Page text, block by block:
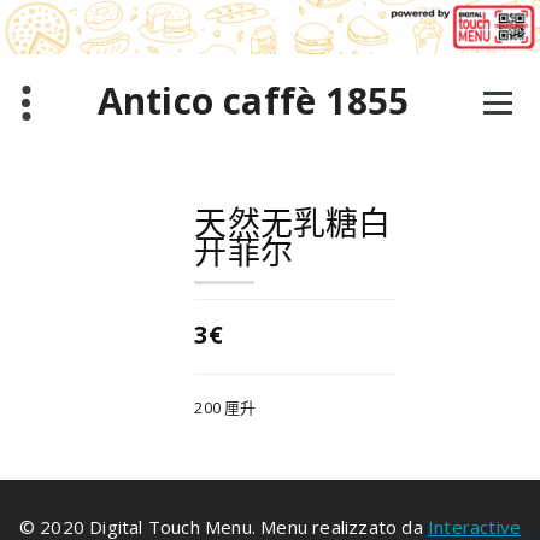
跳
至
正
Antico caffè 1855
天然无乳糖白
开菲尔
3€
200 厘升
© 2020 Digital Touch Menu. Menu realizzato da Interactive